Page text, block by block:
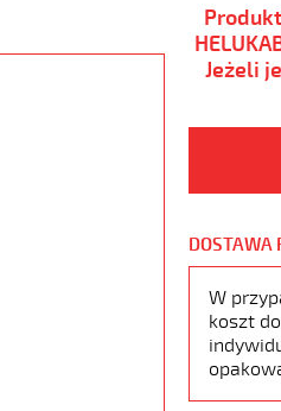
Jeżeli
DOSTAWA
W
koszt